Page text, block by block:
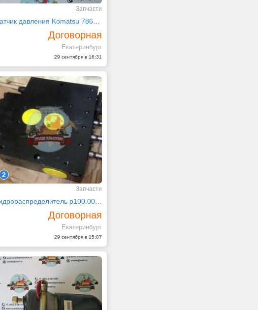
Запчасти
Договорная
Екатеринбург
29 сентября в 16:31
2
Запчасти
Гидрораспределитель р100.003.000 (1 слив)
Договорная
Екатеринбург
29 сентября в 15:07